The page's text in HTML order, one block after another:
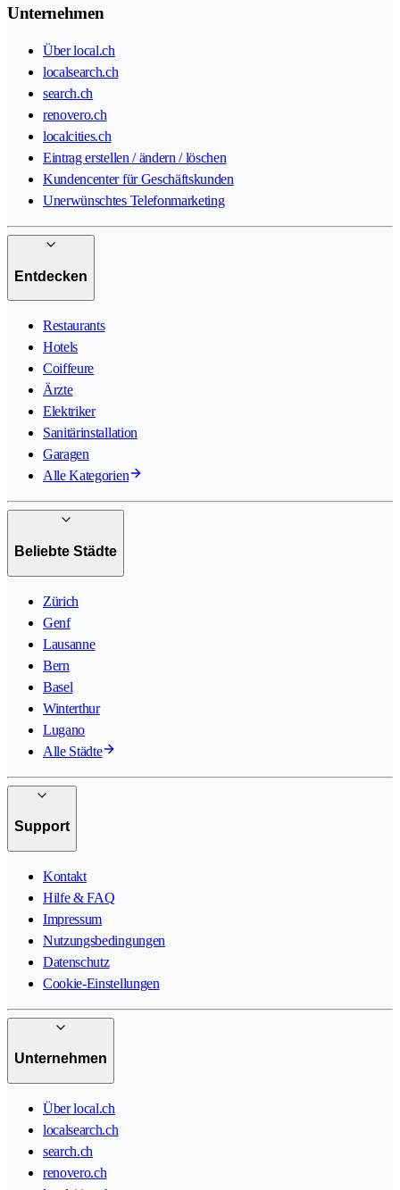
Unternehmen
Über local.ch
localsearch.ch
search.ch
renovero.ch
localcities.ch
Eintrag erstellen / ändern / löschen
Kundencenter für Geschäftskunden
Unerwünschtes Telefonmarketing
Entdecken
Restaurants
Hotels
Coiffeure
Ärzte
Elektriker
Sanitärinstallation
Garagen
Alle Kategorien
Beliebte Städte
Zürich
Genf
Lausanne
Bern
Basel
Winterthur
Lugano
Alle Städte
Support
Kontakt
Hilfe & FAQ
Impressum
Nutzungsbedingungen
Datenschutz
Cookie-Einstellungen
Unternehmen
Über local.ch
localsearch.ch
search.ch
renovero.ch